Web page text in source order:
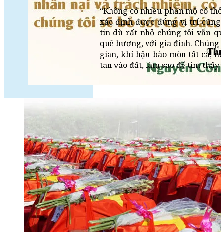
“Không có nhiều phần mộ có
xác định được đúng vị trí
tin dù rất nhỏ chúng tôi vẫn
quê hương, với gia đình.
gian, khí hậu bào mòn tất cả,
tan vào đất, làm sao để tìm